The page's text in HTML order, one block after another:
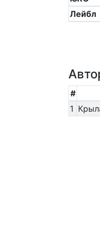
Лейбл
#
1